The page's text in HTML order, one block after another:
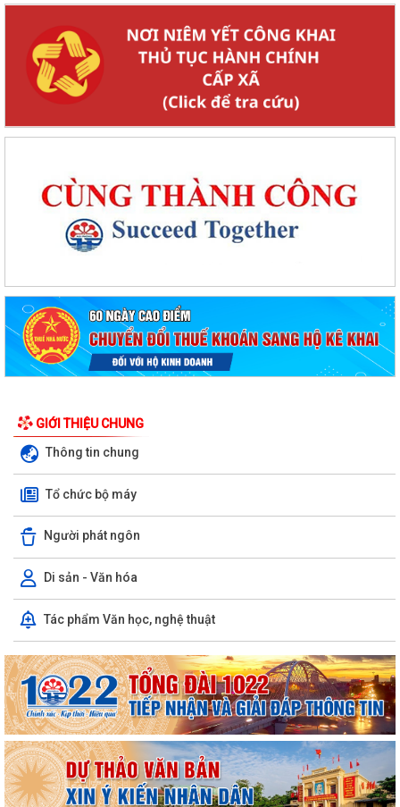
GIỚI THIỆU CHUNG
Thông tin chung
Tổ chức bộ máy
Người phát ngôn
Di sản - Văn hóa
Tác phẩm Văn học, nghệ thuật
Quyết định công bố danh mục thủ tục hành chính được sửa đổi, bổ